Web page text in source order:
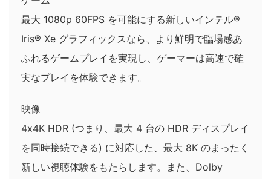
最大 1080p 60FPS を可能にする新しいインテル®
Iris® Xe グラフィックスなら、より鮮明で臨場感あ
ふれるゲームプレイを実現し、ゲーマーは高速で確
実なプレイを体験できます。
映像
4x4K HDR (つまり、最大 4 台の HDR ディスプレイ
を同時接続できる) に対応した、最大 8K のまったく
新しい視聴体験をもたらします。また、Dolby